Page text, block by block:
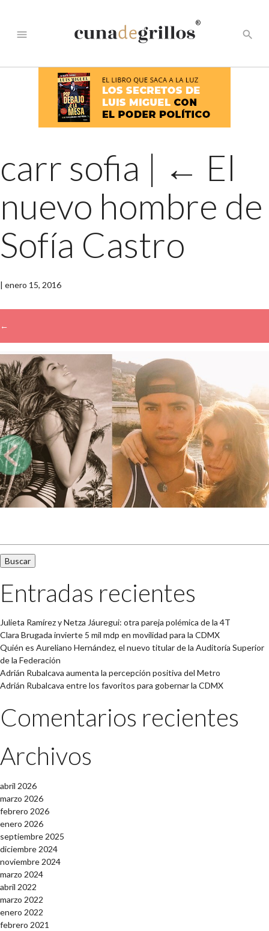
menu
®
search
carr sofia | ← El
nuevo hombre de
Sofía Castro
| enero 15, 2016
←
Entradas recientes
Julieta Ramírez y Netza Jáuregui: otra pareja polémica de la 4T
Clara Brugada invierte 5 mil mdp en movilidad para la CDMX
Quién es Aureliano Hernández, el nuevo titular de la Auditoría Superior
de la Federación
Adrián Rubalcava aumenta la percepción positiva del Metro
Adrián Rubalcava entre los favoritos para gobernar la CDMX
Comentarios recientes
Archivos
abril 2026
marzo 2026
febrero 2026
enero 2026
septiembre 2025
diciembre 2024
noviembre 2024
marzo 2024
abril 2022
marzo 2022
enero 2022
febrero 2021